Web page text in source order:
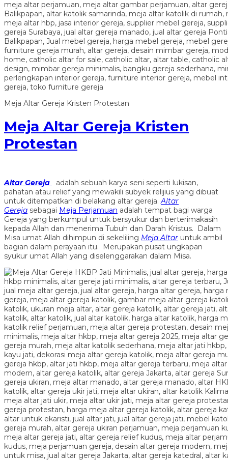
Meja Altar Gereja Kristen Protestan
Meja Altar Gereja Kristen
Protestan
Altar Gereja
adalah sebuah karya seni seperti lukisan,
pahatan atau relief yang mewakili subyek relijius yang dibuat
untuk ditempatkan di belakang altar gereja.Altar
Gereja sebagai Meja Perjamuan adalah tempat bagi warga
Gereja yang berkumpul untuk bersyukur dan berterimakasih
kepada Allah dan menerima Tubuh dan Darah Kristus. Dalam
Misa umat Allah dihimpun di sekeliling Meja Altar untuk ambil
bagian dalam perayaan itu. Merupakan pusat ungkapan
syukur umat Allah yang diselenggarakan dalam Misa.